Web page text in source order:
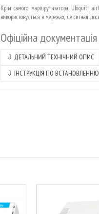
Крім самого маршрутизатора Ubiquiti
використовується в мережах, де сигнал
Офіційна документація
⇩ ДЕТАЛЬНИЙ ТЕХНІЧНИЙ ОПИС
⇩ ІНСТРУКЦІЯ ПО ВСТАНОВЛЕННЮ